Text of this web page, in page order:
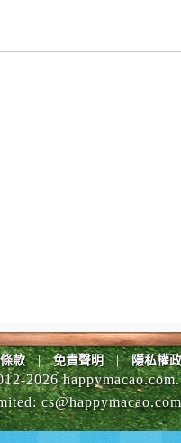
款 | 免責聲明 | 隱私權
2026
:cs@happymacao.com